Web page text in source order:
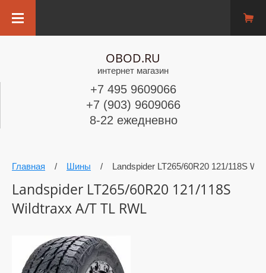
OBOD.RU
интернет магазин
+7 495 9609066
+7 (903) 9609066
8-22 ежедневно
Главная / Шины / Landspider LT265/60R20 121/118S
Landspider LT265/60R20 121/118S
Wildtraxx A/T TL RWL